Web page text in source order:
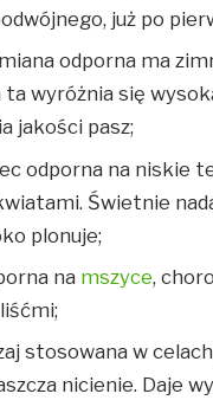
już po
odporna ma
ta wyróżnia się
jakości pasz;
odporna na niskie
Świetnie
plonuje;
na mszyce,
stosowana w
nicienie. Daje